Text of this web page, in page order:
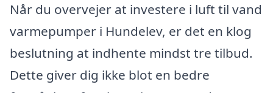
Når du overvejer at investere i luft til vand
varmepumper i Hundelev, er det en klog
beslutning at indhente mindst tre tilbud.
Dette giver dig ikke blot en bedre